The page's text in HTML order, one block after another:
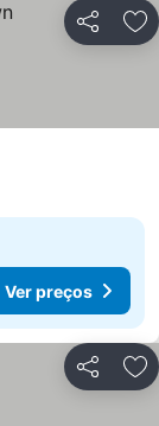
Partilhar
Ver preços
Partilhar